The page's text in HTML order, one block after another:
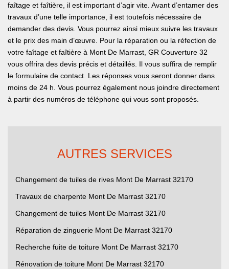
faîtage et faîtière, il est important d’agir vite. Avant d’entamer des
travaux d’une telle importance, il est toutefois nécessaire de
demander des devis. Vous pourrez ainsi mieux suivre les travaux
et le prix des main d’œuvre. Pour la réparation ou la réfection de
votre faîtage et faîtière à Mont De Marrast, GR Couverture 32
vous offrira des devis précis et détaillés. Il vous suffira de remplir
le formulaire de contact. Les réponses vous seront donner dans
moins de 24 h. Vous pourrez également nous joindre directement
à partir des numéros de téléphone qui vous sont proposés.
AUTRES SERVICES
Changement de tuiles de rives Mont De Marrast 32170
Travaux de charpente Mont De Marrast 32170
Changement de tuiles Mont De Marrast 32170
Réparation de zinguerie Mont De Marrast 32170
Recherche fuite de toiture Mont De Marrast 32170
Rénovation de toiture Mont De Marrast 32170